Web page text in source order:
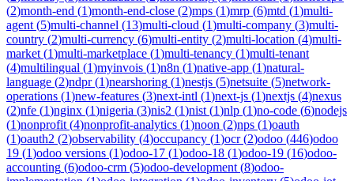
(2)month-end (1)month-end-close (2)mps (1)mrp (6)mtd (1)multi-
agent (5)multi-channel (13)multi-cloud (1)multi-company (3)multi-
country (2)multi-currency (6)multi-entity (2)multi-location (4)multi-
market (1)multi-marketplace (1)multi-tenancy (1)multi-tenant
(4)multilingual (1)myinvois (1)n8n (1)native-app (1)natural-
language (2)ndpr(1)nearshoring (1)nestjs (5)netsuite (5)network-
operations (1)new-features (3)next-intl (1)next-js (1)nextjs (4)nexus
(2)nfe (1)nginx (1)nigeria (3)nis2 (1)nist (1)nlp (1)no-code (6)nodejs
(1)nonprofit (4)nonprofit-analytics (1)noon (2)nps (1)oauth
(1)oauth2 (2)observability (4)occupancy (1)ocr(2)odoo (446)odoo
19 (1)odoo versions (1)odoo-17 (1)odoo-18 (1)odoo-19 (16)odoo-
accounting (6)odoo-crm (5)odoo-development (8)odoo-